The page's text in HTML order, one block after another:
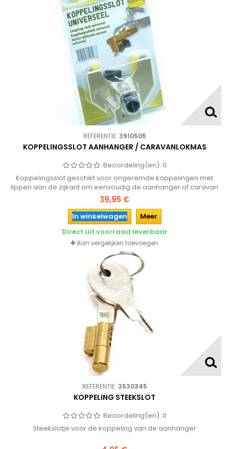
REFERENTIE: 3910505
KOPPELINGSSLOT AANHANGER / CARAVANLOKMAS
Beoordeling(en): 0
Koppelingsslot geschikt voor ongeremde koppelingen met
lippen aan de zijkant om eenvoudig de aanhanger of caravan
te beveiligen tegen diefstal.
39,95 €
In winkelwagen
Meer
Direct uit voorraad leverbaar
Aan vergelijken toevoegen
REFERENTIE: 3530345
KOPPELING STEEKSLOT
Beoordeling(en): 0
Steekslotje voor de koppeling van de aanhanger